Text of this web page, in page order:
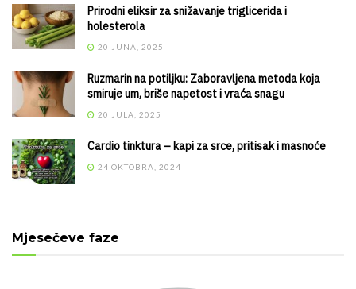
Prirodni eliksir za snižavanje triglicerida i
holesterola
20 JUNA, 2025
Ruzmarin na potiljku: Zaboravljena metoda koja
smiruje um, briše napetost i vraća snagu
20 JULA, 2025
Cardio tinktura – kapi za srce, pritisak i masnoće
24 OKTOBRA, 2024
Mjesečeve faze